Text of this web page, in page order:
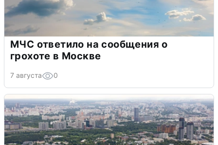
МЧС ответило на сообщения о
грохоте в Москве
7 августа 0